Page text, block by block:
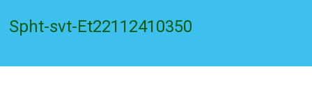
Spht-svt-Et22112410350